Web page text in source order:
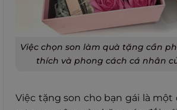
Việc chọn son làm quà tặng cần
thích và phong cách cá nhân
Việc tặng son cho bạn gái là một